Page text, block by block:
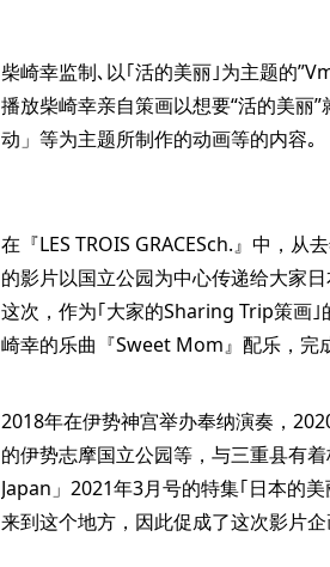
柴崎幸监制､以｢活的美丽｣为主题的
播放柴崎幸亲自策画以想要“活的美丽
动」等为主题所制作的动画等的内容｡
在『LES TROIS GRACESch.』中，
的影片以国立公园为中心传递给大家
这次，作为｢大家的Sharing Trip策画
崎幸的乐曲『Sweet Mom』配乐，完
2018年在伊势神宫举办奉纳演奏，
的伊势志摩国立公园等，与三重县有
Japan」2021年3月号的特集｢日本的
来到这个地方，因此促成了这次影片企